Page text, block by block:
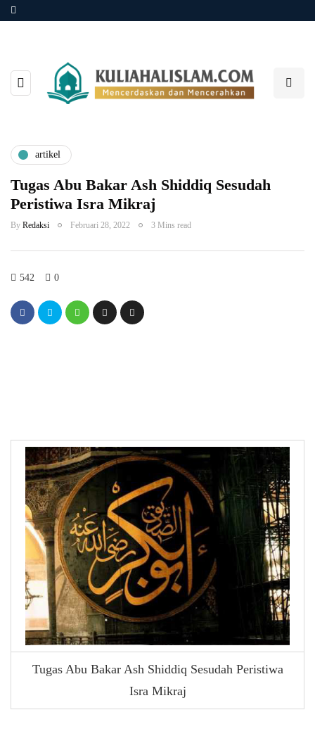
artikel
Tugas Abu Bakar Ash Shiddiq Sesudah
Peristiwa Isra Mikraj
By Redaksi Februari 28, 2022 3 Mins read
542 0
Tugas Abu Bakar Ash Shiddiq Sesudah Peristiwa
Isra Mikraj